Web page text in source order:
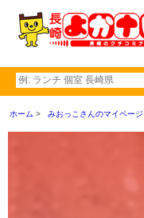
ホーム みおっこさんのマイページ